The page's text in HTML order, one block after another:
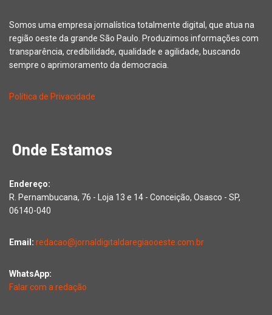
Somos uma empresa jornalística totalmente digital, que atua na
região oeste da grande São Paulo. Produzimos informações com
transparência, credibilidade, qualidade e agilidade, buscando
sempre o aprimoramento da democracia.
Política de Privacidade
Onde Estamos
Endereço:
R. Pernambucana, 76 - Loja 13 e 14 - Conceição, Osasco - SP,
06140-040
Email: redacao@jornaldigitaldaregiaooeste.com.br
WhatsApp:
Falar com a redação